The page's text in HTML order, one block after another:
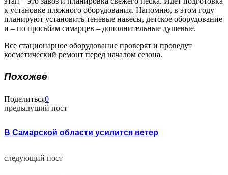
к установке пляжного оборудования. Напомню, в этом году
планируют установить теневые навесы, детское оборудование
и – по просьбам самарцев – дополнительные душевые.
Все стационарное оборудование проверят и проведут
косметический ремонт перед началом сезона.
Похожее
Поделиться0
предыдущий пост
В Самарской области усилится ветер
следующий пост